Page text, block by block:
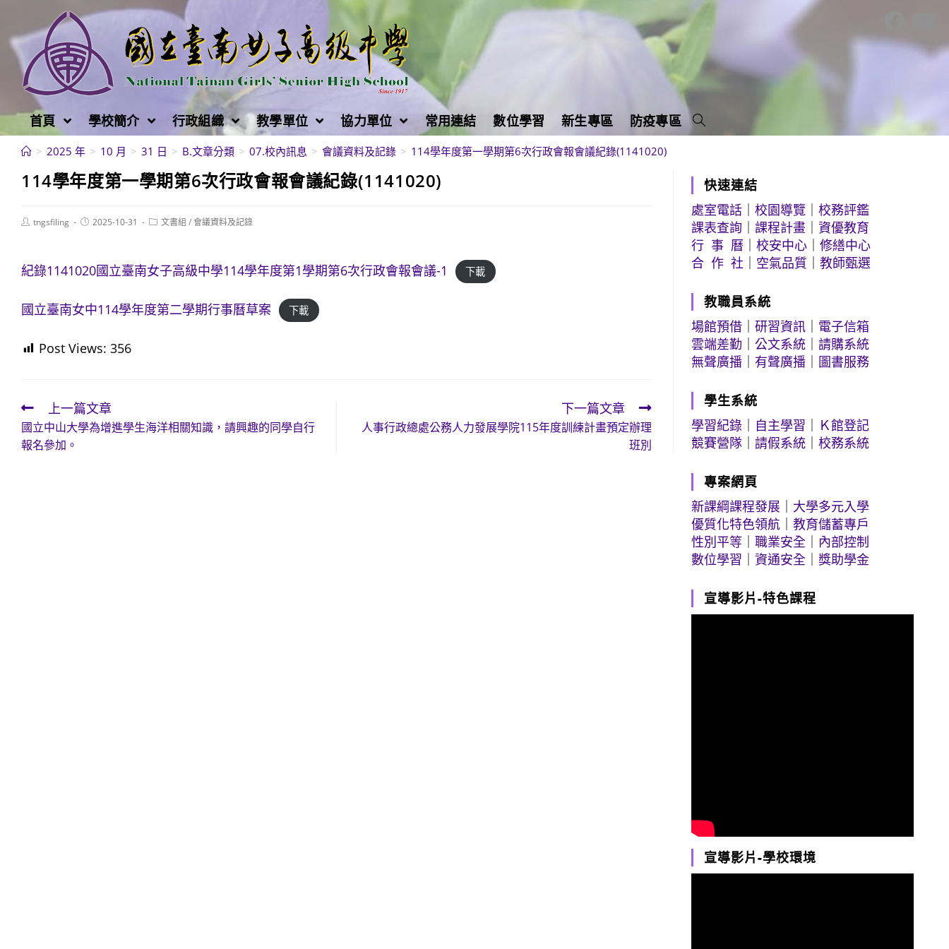
至
容
首頁 學校簡介 行政組織 教學單位 協力單位 常用連結 數位學習 新生專區 防疫專區
> 2025 年 > 10 月 > 31 日 > B.文章分類 > 07.校內訊息 > 會議資料及記錄 > 114學年度第一學期第6次行政會報會議紀錄(1141020)
114學年度第一學期第6次行政會報會議紀錄(1141020)
Posttngsfiling
Post2025-10-31
Post文書組 /會議資料及記錄
紀錄1141020國立臺南女子高級中學114學年度第1學期第6次行政會報會議-1 下載
國立臺南女中114學年度第二學期行事曆草案 下載
Post Views: 356
Read
more
articles
上一篇文章
國立中山大學為增進學生海洋相關知識，請興趣的同學自行
報名參加。
下一篇文章
人事行政總處公務人力發展學院115年度訓練計畫預定辦理
班別
快速連結
處室電話 ｜校園導覽 ｜校務評鑑
課表查詢 ｜課程計畫 ｜資優教育
行 事 曆 ｜校安中心 ｜修繕中心
合 作 社
空氣品質 ｜教師甄選
教職員系統
場館預借 ｜研習資訊
電子信箱
雲端差勤 ｜公文系統 ｜請購系統
無聲廣播
有聲廣播 圖書服務
學生系統
學習紀錄
自主學習
Ｋ館登記
競賽營隊 ｜請假系統 ｜校務系統
專案網頁
新課綱課程發展
大學多元入學
優質化特色領航 ｜教育儲蓄專戶
性別平等 ｜職業安全
內部控制
數位學習 ｜資通安全 ｜獎助學金
宣導影片-特色課程
宣導影片-學校環境